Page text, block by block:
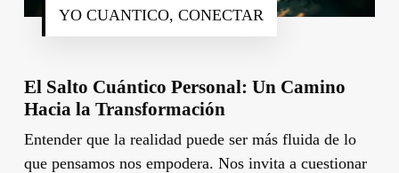
YO CUANTICO, CONECTAR
El Salto Cuántico Personal: Un Camino
Hacia la Transformación
Entender que la realidad puede ser más fluida de lo
que pensamos nos empodera. Nos invita a cuestionar